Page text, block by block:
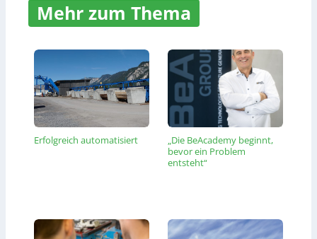
Mehr zum Thema
Erfolgreich automatisiert
„Die BeAcademy beginnt,
bevor ein Problem
entsteht“